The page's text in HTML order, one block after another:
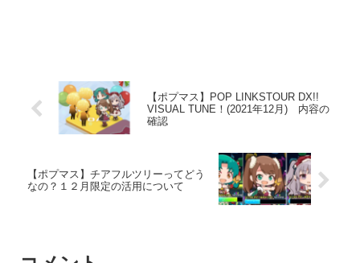
【ポプマス】POP LINKSTOUR DX!!
VISUAL TUNE！(2021年12月) 内容の
確認
【ポプマス】チアフルツリーってどう
なの？１２月限定の活用について